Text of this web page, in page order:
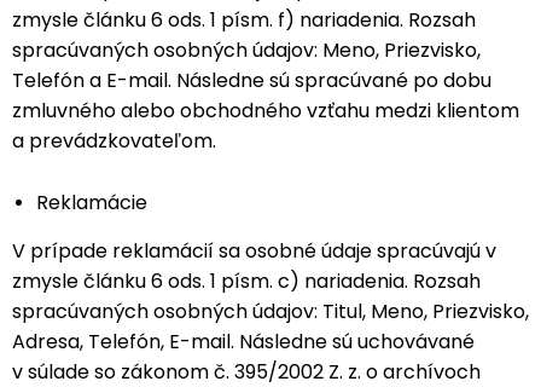
zmysle článku 6 ods. 1 písm. f) nariadenia. Rozsah
spracúvaných osobných údajov: Meno, Priezvisko,
Telefón a E-mail. Následne sú spracúvané po dobu
zmluvného alebo obchodného vzťahu medzi klientom
a prevádzkovateľom.
Reklamácie
V prípade reklamácií sa osobné údaje spracúvajú v
zmysle článku 6 ods. 1 písm. c) nariadenia. Rozsah
spracúvaných osobných údajov: Titul, Meno, Priezvisko,
Adresa, Telefón, E-mail. Následne sú uchovávané
v súlade so zákonom č. 395/2002 Z. z. o archívoch